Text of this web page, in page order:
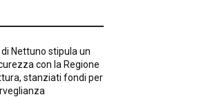
di Nettuno stipula un
con la Regione
stanziati fondi per